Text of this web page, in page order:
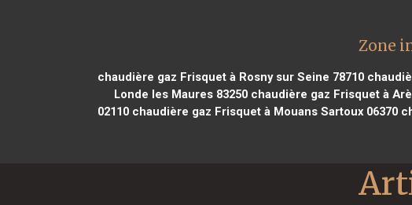
Zone
chaudière gaz Frisquet à Rosny sur Seine 78710
Londe les Maures 83250chaudière gaz Frisquet à
02110chaudière gaz Frisquet à Mouans Sartoux 06370